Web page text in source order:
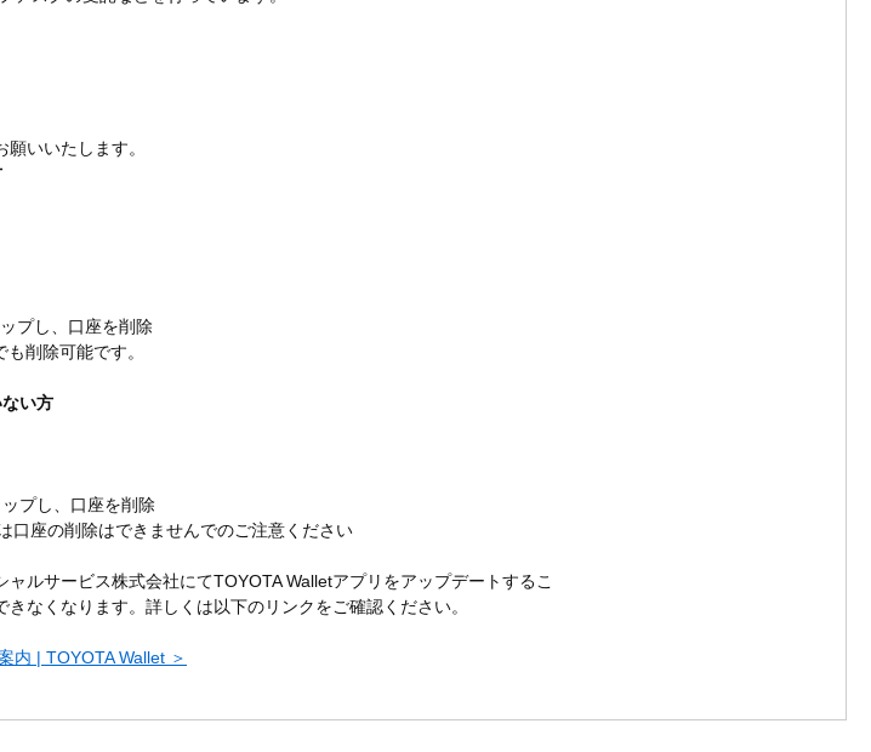
いいたします。
プし、口座を削除
削除可能です。
い方
プし、口座を削除
座の削除はできませんでのご注意ください
ルサービス株式会社にてTOYOTA Walletアプリをアップデートするこ
なくなります。詳しくは以下のリンクをご確認ください。
内 | TOYOTA Wallet ＞